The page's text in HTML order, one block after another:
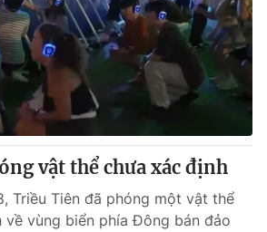
vật thể chưa xác định
Triều Tiên đã phóng một vật thể
về vùng biển phía Đông bán đảo